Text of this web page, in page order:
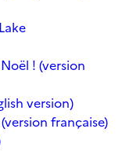
! (version
version)
française)